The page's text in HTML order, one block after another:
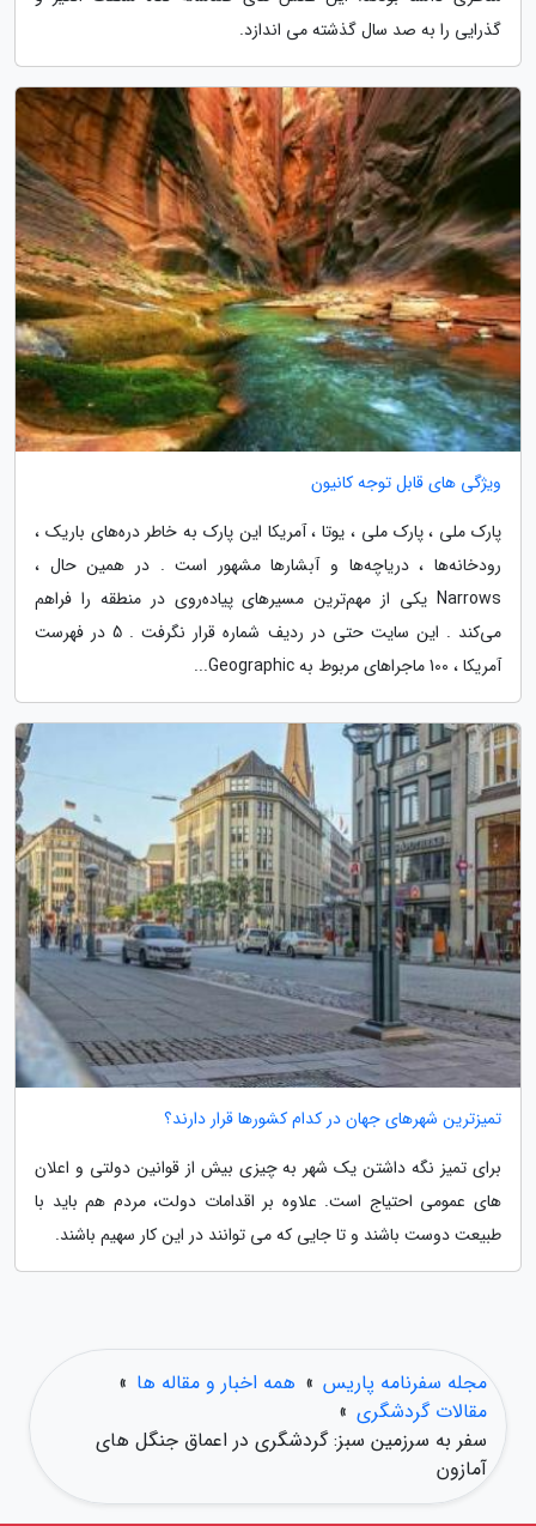
گذرایی را به صد سال گذشته می اندازد.
ویژگی های قابل توجه کانیون
پارک ملی ، پارک ملی ، یوتا ، آمریکا این پارک به خاطر دره‌های باریک ،
رودخانه‌ها ، دریاچه‌ها و آبشارها مشهور است . در همین حال ،
Narrows یکی از مهم‌ترین مسیرهای پیاده‌روی در منطقه را فراهم
می‌کند . این سایت حتی در ردیف شماره قرار نگرفت . 5 در فهرست
آمریکا ، 100 ماجراهای مربوط به Geographic...
تمیزترین شهرهای جهان در کدام کشورها قرار دارند؟
برای تمیز نگه داشتن یک شهر به چیزی بیش از قوانین دولتی و اعلان
های عمومی احتیاج است. علاوه بر اقدامات دولت، مردم هم باید با
طبیعت دوست باشند و تا جایی که می توانند در این کار سهیم باشند.
مجله سفرنامه پاریس » همه اخبار و مقاله ها »
مقالات گردشگری »
سفر به سرزمین سبز: گردشگری در اعماق جنگل های
آمازون